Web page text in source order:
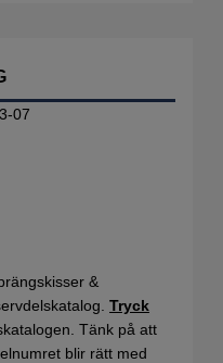
07
&
Tryck
Tänk på att
blir rätt med